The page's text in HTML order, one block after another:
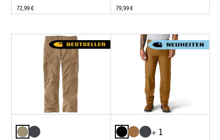
72,99 € 79,99 €
+ 1